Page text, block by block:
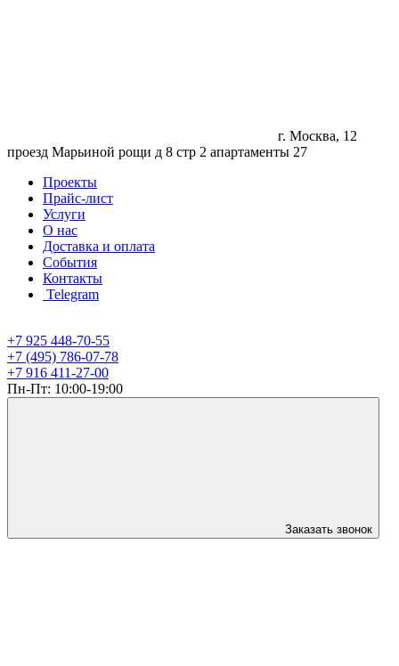
г. Москва, 12
проезд Марьиной рощи д 8 стр 2 апартаменты 27
Проекты
Прайс-лист
Услуги
О нас
Доставка и оплата
События
Контакты
Telegram
+7 925 448-70-55
+7 (495) 786-07-78
+7 916 411-27-00
Пн-Пт: 10:00-19:00
Заказать звонок